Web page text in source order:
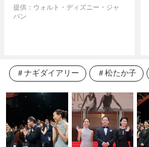
提供：ウォルト・ディズニー・ジャ
パン
ナギダイアリー 松たか子